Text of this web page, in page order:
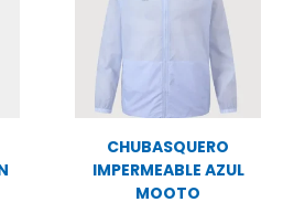
CHUBASQUERO
IMPERMEABLE AZUL
MOOTO